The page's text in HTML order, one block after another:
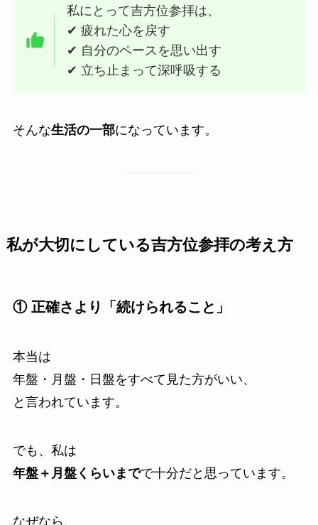
私にとって吉方位参拝は、
✔ 疲れた心を戻す
✔ 自分のペースを思い出す
✔ 立ち止まって深呼吸する
そんな生活の一部になっています。
私が大切にしている吉方位参拝の考え方
① 正確さより「続けられること」
本当は
年盤・月盤・日盤をすべて見た方がいい、
と言われています。
でも、私は
年盤＋月盤くらいまでで十分だと思っています。
なぜなら、